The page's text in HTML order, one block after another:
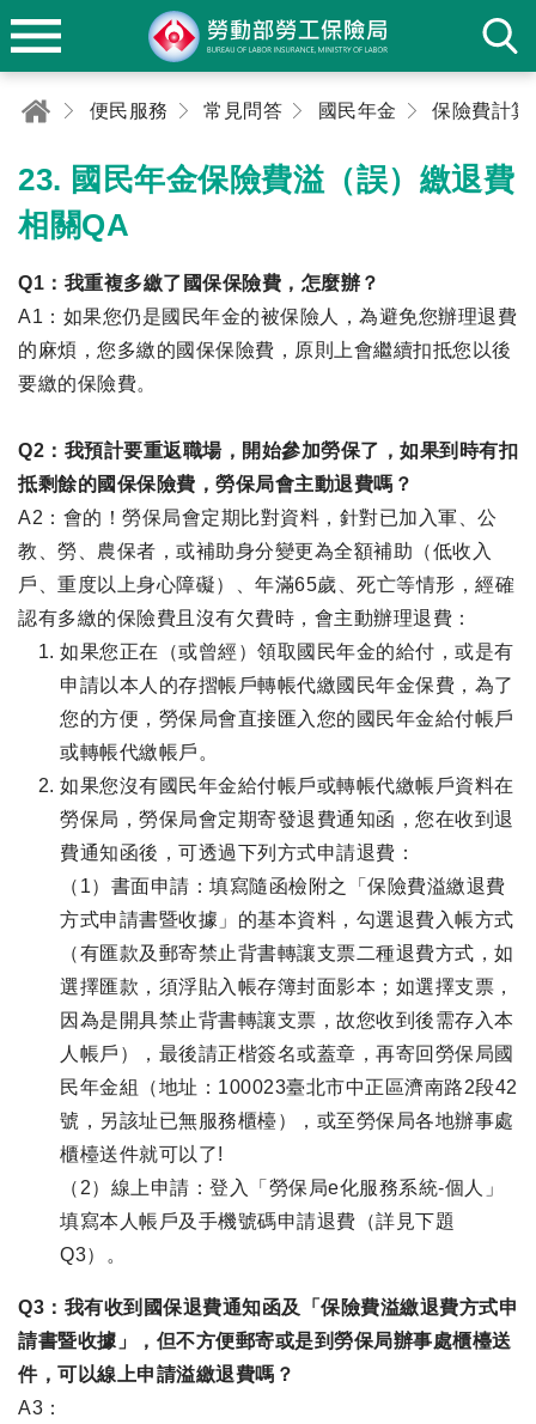
便民服務 常見問答 國民年金 保險費計算
23. 國民年金保險費溢（誤）繳退費
相關QA
Q1：我重複多繳了國保保險費，怎麼辦？
A1：如果您仍是國民年金的被保險人，為避免您辦理退費
的麻煩，您多繳的國保保險費，原則上會繼續扣抵您以後
要繳的保險費。
Q2：我預計要重返職場，開始參加勞保了，如果到時有扣
抵剩餘的國保保險費，勞保局會主動退費嗎？
A2：會的！勞保局會定期比對資料，針對已加入軍、公
教、勞、農保者，或補助身分變更為全額補助（低收入
戶、重度以上身心障礙）、年滿65歲、死亡等情形，經確
認有多繳的保險費且沒有欠費時，會主動辦理退費：
如果您正在（或曾經）領取國民年金的給付，或是有
申請以本人的存摺帳戶轉帳代繳國民年金保費，為了
您的方便，勞保局會直接匯入您的國民年金給付帳戶
或轉帳代繳帳戶。
如果您沒有國民年金給付帳戶或轉帳代繳帳戶資料在
勞保局，勞保局會定期寄發退費通知函，您在收到退
費通知函後，可透過下列方式申請退費：
（1）書面申請：填寫隨函檢附之「保險費溢繳退費
方式申請書暨收據」的基本資料，勾選退費入帳方式
（有匯款及郵寄禁止背書轉讓支票二種退費方式，如
選擇匯款，須浮貼入帳存簿封面影本；如選擇支票，
因為是開具禁止背書轉讓支票，故您收到後需存入本
人帳戶），最後請正楷簽名或蓋章，再寄回勞保局國
民年金組（地址：100023臺北市中正區濟南路2段42
號，另該址已無服務櫃檯），或至勞保局各地辦事處
櫃檯送件就可以了!
（2）線上申請：登入「勞保局e化服務系統-個人」
填寫本人帳戶及手機號碼申請退費（詳見下題
Q3）。
Q3：我有收到國保退費通知函及「保險費溢繳退費方式申
請書暨收據」，但不方便郵寄或是到勞保局辦事處櫃檯送
件，可以線上申請溢繳退費嗎？
A3：